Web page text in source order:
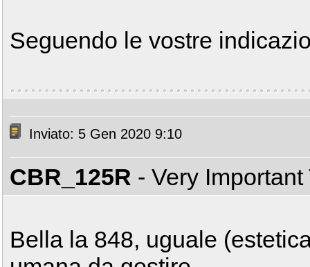
Seguendo le vostre
Inviato: 5 Gen 2020 9:10
CBR_125R - Very
Bella la 848, uguale